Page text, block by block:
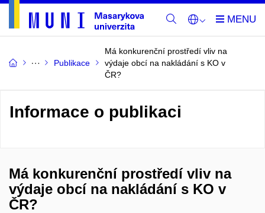
Publikace
Má konkurenční prostředí vliv na
výdaje obcí na nakládání s KO v
ČR?
Informace o publikaci
Má konkurenční prostředí vliv na
výdaje obcí na nakládání s KO v
ČR?